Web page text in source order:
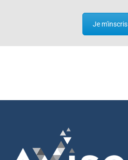
Je m'inscris